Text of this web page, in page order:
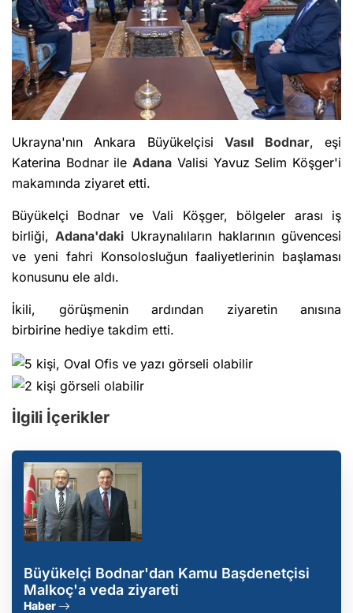
Ukrayna'nın Ankara BüyükelçisiVasıl Bodnar, eşi
Katerina Bodnar ileAdana Valisi Yavuz Selim Köşger'i
makamında ziyaret etti.
Büyükelçi Bodnar ve Vali Köşger, bölgeler arası iş
birliği,Adana'daki Ukraynalıların haklarının güvencesi
ve yeni fahri Konsolosluğun faaliyetlerinin başlaması
konusunu ele aldı.
İkili, görüşmenin ardından ziyaretin anısına
birbirine hediye takdim etti.
İlgili İçerikler
Büyükelçi Bodnar'dan Kamu Başdenetçisi
Malkoç'a veda ziyareti
Haber